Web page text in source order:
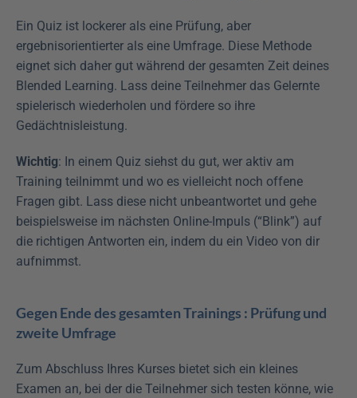
Ein Quiz ist lockerer als eine Prüfung, aber
ergebnisorientierter als eine Umfrage. Diese Methode
eignet sich daher gut während der gesamten Zeit deines
Blended Learning. Lass deine Teilnehmer das Gelernte
spielerisch wiederholen und fördere so ihre
Gedächtnisleistung.
Wichtig: In einem Quiz siehst du gut, wer aktiv am
Training teilnimmt und wo es vielleicht noch offene
Fragen gibt. Lass diese nicht unbeantwortet und gehe
beispielsweise im nächsten Online-Impuls (“Blink”) auf
die richtigen Antworten ein, indem du ein Video von dir
aufnimmst.
Gegen Ende des gesamten Trainings : Prüfung und
zweite Umfrage
Zum Abschluss Ihres Kurses bietet sich ein kleines
Examen an, bei der die Teilnehmer sich testen könne, wie